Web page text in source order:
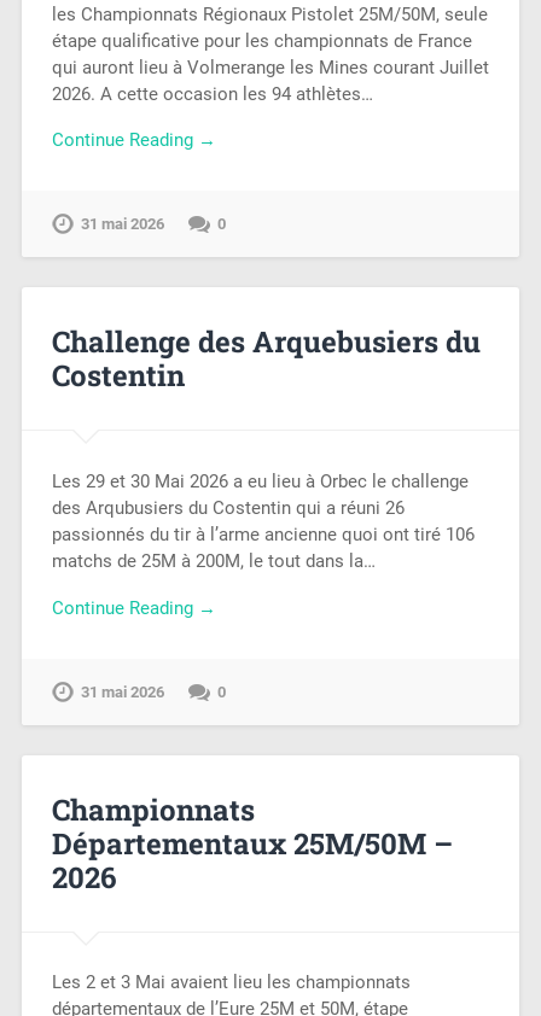
les Championnats Régionaux Pistolet 25M/50M, seule
étape qualificative pour les championnats de France
qui auront lieu à Volmerange les Mines courant Juillet
2026. A cette occasion les 94 athlètes…
Continue Reading →
31 mai 2026 0
Challenge des Arquebusiers du
Costentin
Les 29 et 30 Mai 2026 a eu lieu à Orbec le challenge
des Arqubusiers du Costentin qui a réuni 26
passionnés du tir à l’arme ancienne quoi ont tiré 106
matchs de 25M à 200M, le tout dans la…
Continue Reading →
31 mai 2026 0
Championnats
Départementaux 25M/50M –
2026
Les 2 et 3 Mai avaient lieu les championnats
départementaux de l’Eure 25M et 50M, étape